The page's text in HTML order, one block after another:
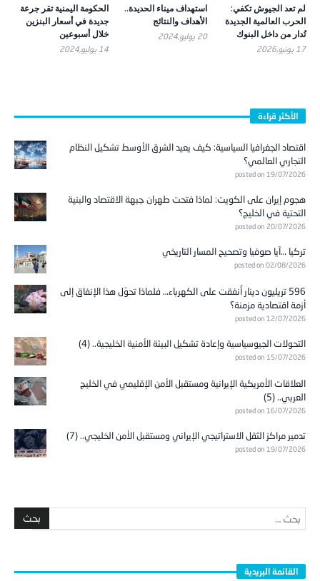
لم تعد الجيوش تكفي:
الحرب العالمية الجديدة
تُدار من داخل البنوك
17 يونيو,2026
استهداف ميناء الحديدة..
الأهداف والنتائج
20 يوليو,2024
الحكومة اليمنية تقر جرعة
جديدة في أسعار البنزين
خلال أسبوعين
14 يوليو,2024
الأكثر قراءة
اقتصاد الجغرافيا السياسية: كيف يعيد الشرق الأوسط تشكيل النظام
التجاري العالمي؟
posted on 19/07/2026
هجوم إيران على الكويت: لماذا فتحت طهران جبهة الاقتصاد والبنية
التحتية في الخليج؟
posted on 20/07/2026
تركيا …آيا صوفيا وتصحيح المسار التاريخي
posted on 02/08/2026
596 تريليون دينار أُنفقت على الكهرباء… فلماذا تحوّل هذا الإنفاق إلى
أزمة اقتصادية مزمنة؟
posted on 12/07/2026
التحولات الجيوسياسية وإعادة تشكيل البيئة الأمنية الخليجية.. (4)
posted on 15/07/2026
العلاقات الأمريكية الإيرانية ومستقبل الأمن الإقليمي في الخليج
العربي.. (5)
posted on 16/07/2026
تدمير مراكز الثقل الاستراتيجي الإيراني ومستقبل الأمن الخليجي.. (7)
posted on 19/07/2026
القائمة البريدية